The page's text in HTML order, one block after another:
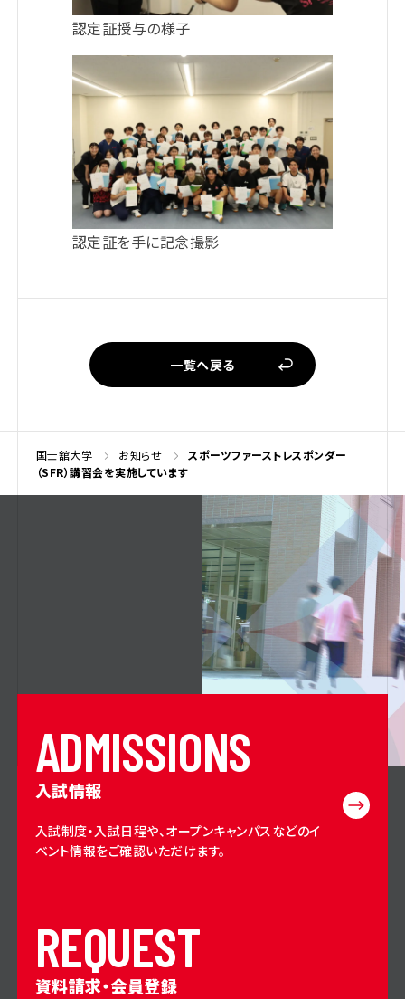
認定証授与の様子
認定証を手に記念撮影
一覧へ戻る
国士舘大学 お知らせ
スポーツファーストレスポンダー
（SFR）講習会を実施しています
ADMISSIONS
入試情報
入試制度・入試日程や、オープンキャンパスなどのイ
ベント情報をご確認いただけます。
REQUEST
資料請求・会員登録